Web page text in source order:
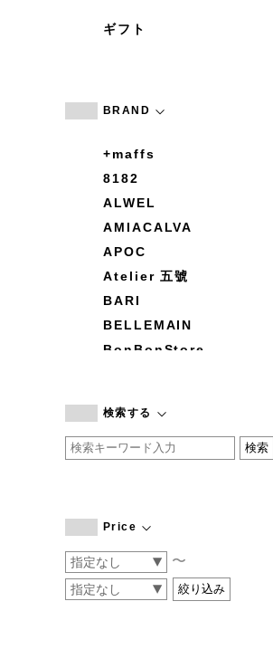
ギフト
BRAND
+maffs
8182
ALWEL
AMIACALVA
APOC
Atelier 五號
BARI
BELLEMAIN
BonBonStore
by basics
CATWORTH
COGTHEBIGSMOKE
CONVERSE
DEAN & DELUCA
検索する
Price
〜